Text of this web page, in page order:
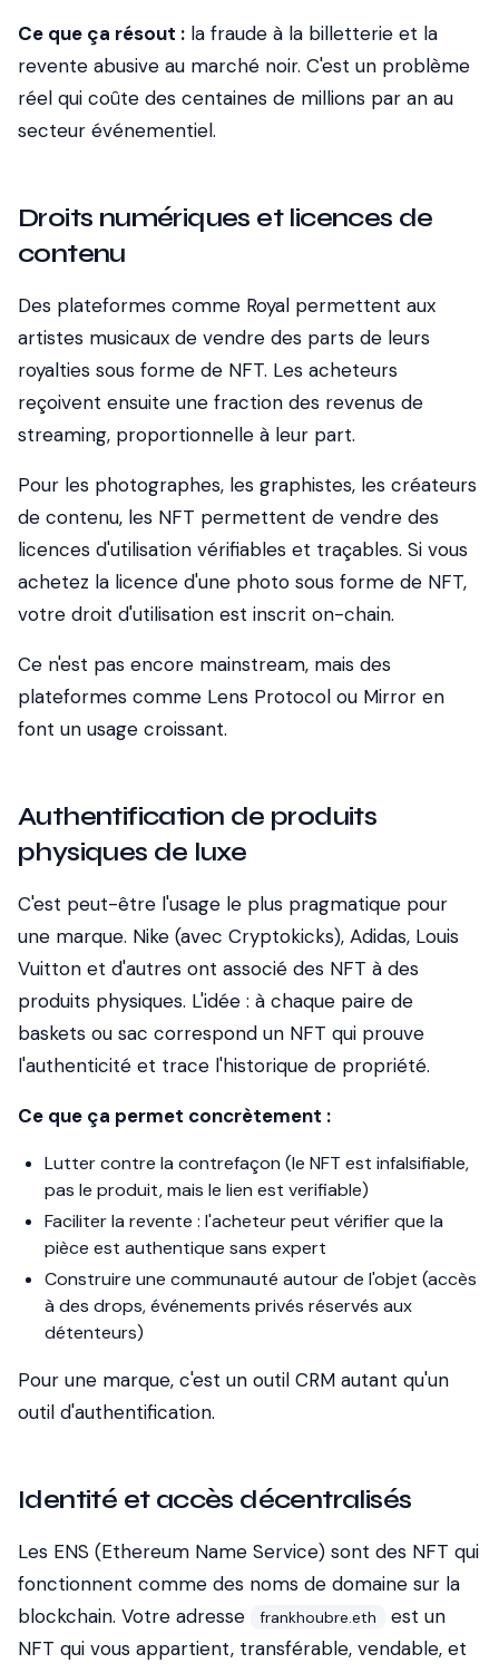
Ce que ça résout : la fraude à la billetterie et la
revente abusive au marché noir. C'est un problème
réel qui coûte des centaines de millions par an au
secteur événementiel.
Droits numériques et licences de
contenu
Des plateformes comme Royal permettent aux
artistes musicaux de vendre des parts de leurs
royalties sous forme de NFT. Les acheteurs
reçoivent ensuite une fraction des revenus de
streaming, proportionnelle à leur part.
Pour les photographes, les graphistes, les créateurs
de contenu, les NFT permettent de vendre des
licences d'utilisation vérifiables et traçables. Si vous
achetez la licence d'une photo sous forme de NFT,
votre droit d'utilisation est inscrit on-chain.
Ce n'est pas encore mainstream, mais des
plateformes comme Lens Protocol ou Mirror en
font un usage croissant.
Authentification de produits
physiques de luxe
C'est peut-être l'usage le plus pragmatique pour
une marque. Nike (avec Cryptokicks), Adidas, Louis
Vuitton et d'autres ont associé des NFT à des
produits physiques. L'idée : à chaque paire de
baskets ou sac correspond un NFT qui prouve
l'authenticité et trace l'historique de propriété.
Ce que ça permet concrètement :
Lutter contre la contrefaçon (le NFT est infalsifiable,
pas le produit, mais le lien est verifiable)
Faciliter la revente : l'acheteur peut vérifier que la
pièce est authentique sans expert
Construire une communauté autour de l'objet (accès
à des drops, événements privés réservés aux
détenteurs)
Pour une marque, c'est un outil CRM autant qu'un
outil d'authentification.
Identité et accès décentralisés
Les ENS (Ethereum Name Service) sont des NFT qui
fonctionnent comme des noms de domaine sur la
blockchain. Votre adresse
frankhoubre.eth
est un
NFT qui vous appartient, transférable, vendable, et